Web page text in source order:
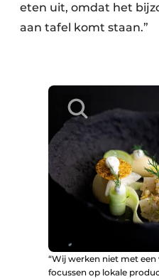
eten uit, omdat het
aan tafel komt staan.”
“Wij werken niet met
focussen op lokale